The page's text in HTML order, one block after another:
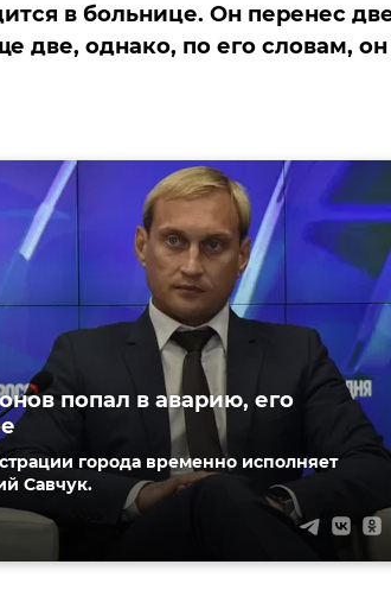
в больнице. Он перенес
две, однако, по его словам, он
попал в аварию, его
города временно исполняет
Савчук.